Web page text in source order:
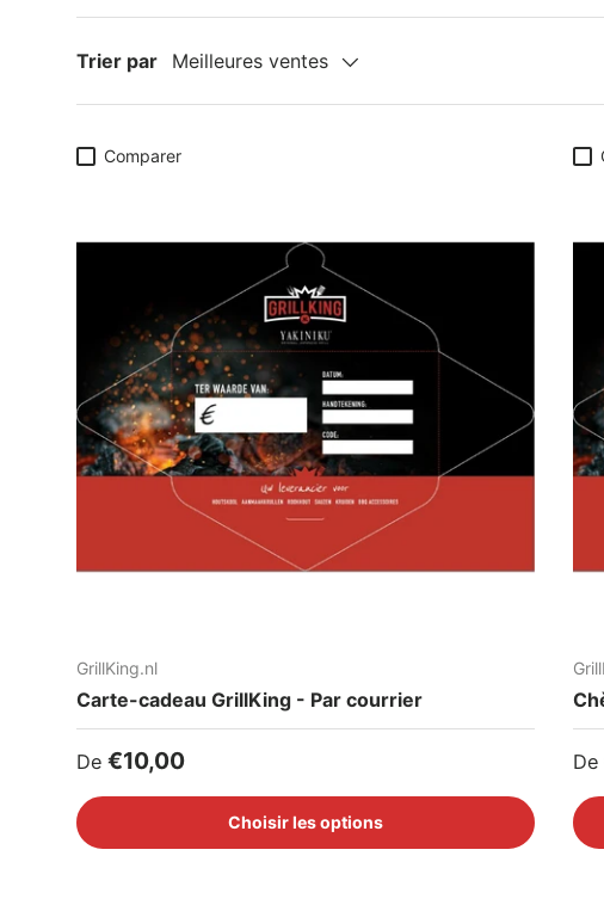
Trier par Meilleures ventes
Comparer
GrillKing.nl
Carte-cadeau GrillKing - Par courrier
Prix habituel
De €10,00
Choisir les options
De